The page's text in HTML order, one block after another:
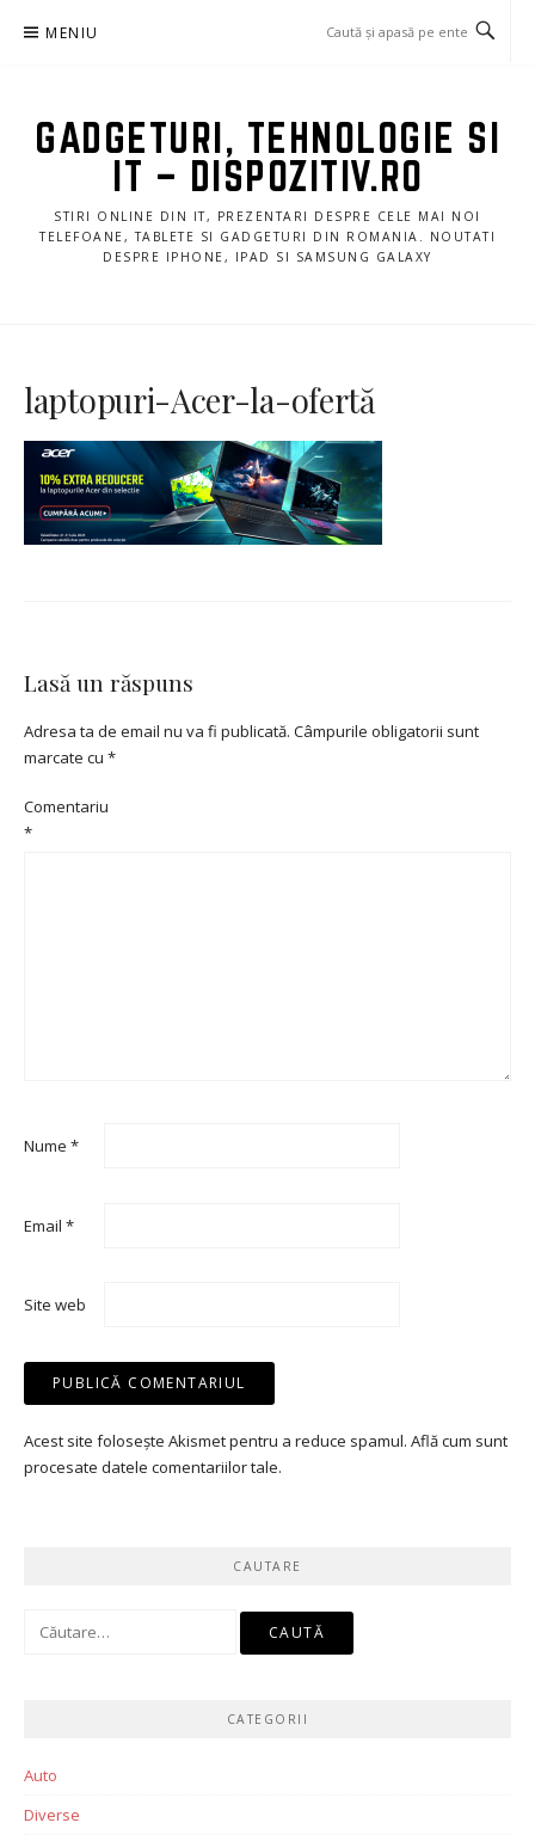
MENIU
GADGETURI, TEHNOLOGIE SI
IT – DISPOZITIV.RO
STIRI ONLINE DIN IT, PREZENTARI DESPRE CELE MAI NOI
TELEFOANE, TABLETE SI GADGETURI DIN ROMANIA. NOUTATI
DESPRE IPHONE, IPAD SI SAMSUNG GALAXY
laptopuri-Acer-la-ofertă
Lasă un răspuns
Adresa ta de email nu va fi publicată. Câmpurile obligatorii sunt
marcate cu *
Comentariu
*
Nume *
Email *
Site web
Acest site folosește Akismet pentru a reduce spamul. Află cum sunt
procesate datele comentariilor tale.
CAUTARE
Caută
CATEGORII
Auto
Diverse